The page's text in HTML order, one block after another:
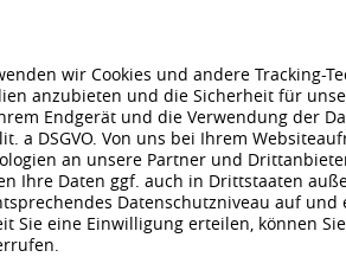
wir Cookies und andere Tracking-
anzubieten und die Sicherheit für
Endgerät und die Verwendung der
a DSGVO. Von uns bei Ihrem
an unsere Partner und
Ihre Daten ggf. auch in Drittstaaten
Datenschutzniveau auf
Sie eine Einwilligung erteilen, können